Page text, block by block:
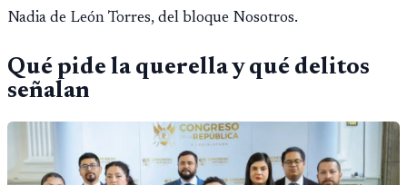
Nadia de León Torres, del bloque Nosotros.
Qué pide la querella y qué delitos
señalan